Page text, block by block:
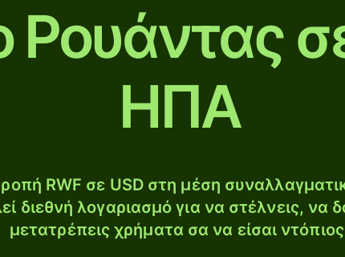
Ρουάντας
ΗΠΑ
RWF σε USD στη μέση
διεθνή λογαριασμό για να στέλνεις, να
μετατρέπεις χρήματα σα να είσαι